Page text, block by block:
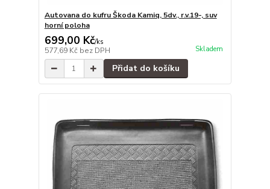
Autovana do kufru Škoda Kamiq, 5dv., r.v.19-, suv
horní poloha
699,00 Kč/ks
577,69 Kč bez DPH Skladem
Přidat do košíku